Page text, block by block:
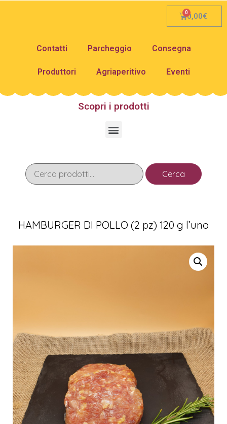
0,00€
Contatti Parcheggio Consegna
Produttori Agriaperitivo Eventi
Scopri i prodotti
Cerca
HAMBURGER DI POLLO (2 pz) 120 g l’uno